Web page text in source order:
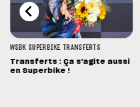
WSBK SUPERBIKE
TRANSFERTS
Transferts : Ça s'agite aussi
en Superbike !